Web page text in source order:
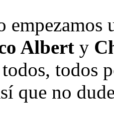
empezamos
Albert y
todos
que no